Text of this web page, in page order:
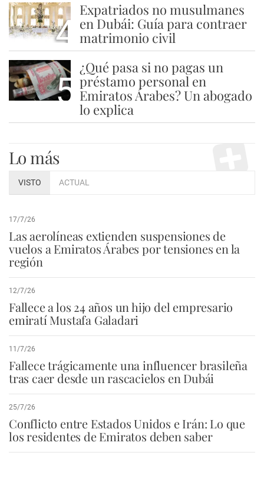
4
Expatriados no musulmanes
en Dubái: Guía para contraer
matrimonio civil
5
¿Qué pasa si no pagas un
préstamo personal en
Emiratos Árabes? Un abogado
lo explica
Lo más
VISTO ACTUAL
17/7/26
Las aerolíneas extienden suspensiones de
vuelos a Emiratos Árabes por tensiones en la
región
12/7/26
Fallece a los 24 años un hijo del empresario
emiratí Mustafa Galadari
11/7/26
Fallece trágicamente una influencer brasileña
tras caer desde un rascacielos en Dubái
25/7/26
Conflicto entre Estados Unidos e Irán: Lo que
los residentes de Emiratos deben saber